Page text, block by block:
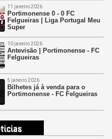
11 janeiro 2026
Portimonense 0 - 0 FC
Felgueiras | Liga Portugal Meu
Super
10 janeiro 2026
Antevisão | Portimonense - FC
Felgueiras
5 janeiro 2026
Bilhetes já à venda para o
Portimonense - FC Felgueiras